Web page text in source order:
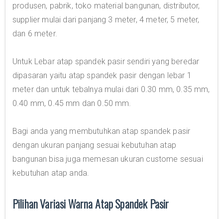
produsen, pabrik, toko material bangunan, distributor,
supplier mulai dari panjang 3 meter, 4 meter, 5 meter,
dan 6 meter.
Untuk Lebar atap spandek pasir sendiri yang beredar
dipasaran yaitu atap spandek pasir dengan lebar 1
meter dan untuk tebalnya mulai dari 0.30 mm, 0.35 mm,
0.40 mm, 0.45 mm dan 0.50 mm.
Bagi anda yang membutuhkan atap spandek pasir
dengan ukuran panjang sesuai kebutuhan atap
bangunan bisa juga memesan ukuran custome sesuai
kebutuhan atap anda.
Pilihan Variasi Warna Atap Spandek Pasir